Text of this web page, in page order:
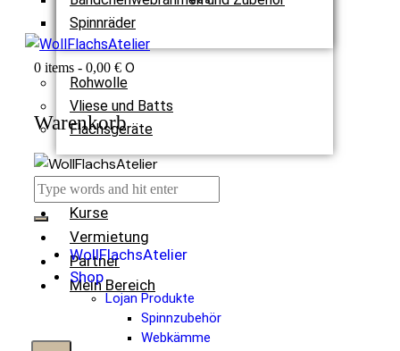
Spinnräder
Rohwolle
Vliese und Batts
Flachsgeräte
Termine
Kurse
Vermietung
Partner
Mein Bereich
0 items - 0,00 € 0
Warenkorb
WollFlachsAtelier
Shop
Lojan Produkte
Spinnzubehör
Webkämme